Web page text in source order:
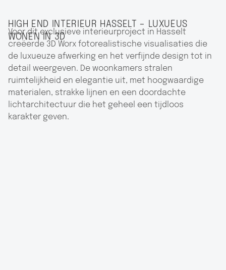
HIGH END INTERIEUR HASSELT – LUXUEUS
WONEN IN 3D
Voor dit exclusieve interieurproject in Hasselt
creëerde 3D Worx fotorealistische visualisaties die
de luxueuze afwerking en het verfijnde design tot in
detail weergeven. De woonkamers stralen
ruimtelijkheid en elegantie uit, met hoogwaardige
materialen, strakke lijnen en een doordachte
lichtarchitectuur die het geheel een tijdloos
karakter geven.